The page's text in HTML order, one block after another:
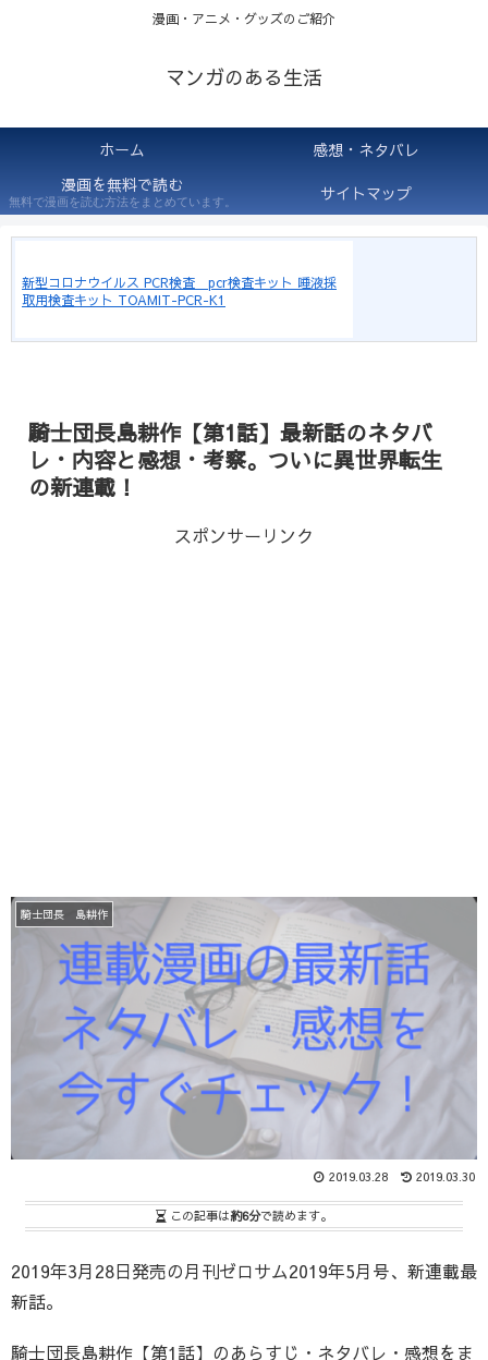
漫画・アニメ・グッズのご紹介
マンガのある生活
ホーム
感想・ネタバレ
漫画を無料で読む
無料で漫画を読む方法をまとめています。 サイトマップ
新型コロナウイルス PCR検査 pcr検査キット 唾液採
取用検査キット TOAMIT-PCR-K1
騎士団長島耕作【第1話】最新話のネタバ
レ・内容と感想・考察。ついに異世界転生
の新連載！
スポンサーリンク
騎士団長 島耕作
2019.03.30
2019.03.28
この記事は約6分で読めます。
2019年3月28日発売の月刊ゼロサム2019年5月号、新連載最
新話。
騎士団長島耕作【第1話】のあらすじ・ネタバレ・感想をま